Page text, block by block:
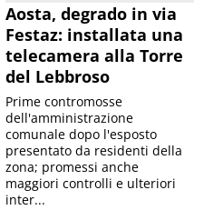
Aosta, degrado in via
Festaz: installata una
telecamera alla Torre
del Lebbroso
Prime contromosse
dell'amministrazione
comunale dopo l'esposto
presentato da residenti della
zona; promessi anche
maggiori controlli e ulteriori
inter...